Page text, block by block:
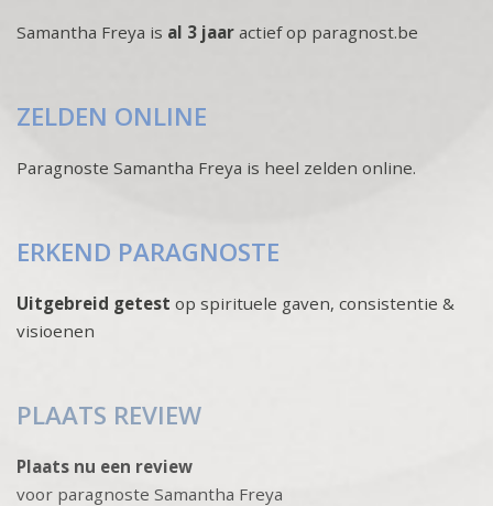
Samantha Freya is al 3 jaar actief op paragnost.be
ZELDEN ONLINE
Paragnoste Samantha Freya is heel zelden online.
ERKEND PARAGNOSTE
Uitgebreid getest op spirituele gaven, consistentie &
visioenen
PLAATS REVIEW
Plaats nu een review
voor paragnoste Samantha Freya